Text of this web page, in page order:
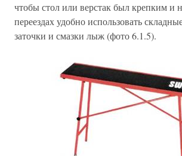
чтобы стол или верстак был крепким и
переездах удобно использовать
заточки и смазки лыж (фото 6.1.5).